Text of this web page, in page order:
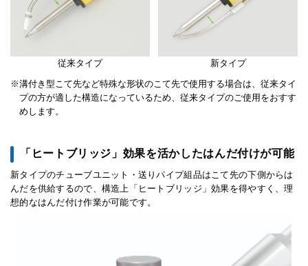
従来タイプ
新タイプ
溝付き型こて先など特殊な形状のこて先で使用する場合は、従来タイ
プの方が適した構造になっているため、従来タイプのご使用をおすす
めします。
「ヒートブリッジ」効果を活かしたはんだ付けが可能
新タイプのチューブユニット・送りパイプ組品はこて先の下側からは
んだを供給するので、構造上「ヒートブリッジ」効果を得やすく、理
想的なはんだ付け作業が可能です。